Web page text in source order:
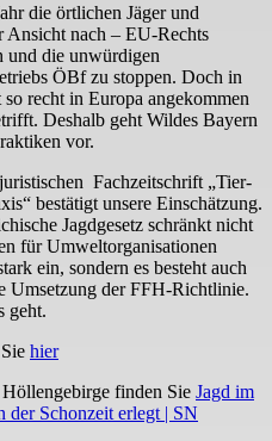
die örtlichen Jäger und
Ansicht nach – EU-Rechts
und die unwürdigen
ÖBf zu stoppen. Doch in
recht in Europa angekommen
Deshalb geht Wildes Bayern
vor.
Fachzeitschrift „Tier-
bestätigt unsere Einschätzung.
Jagdgesetz schränkt nicht
für Umweltorganisationen
ein, sondern es besteht auch
Umsetzung der FFH-Richtlinie.
geht.
hier
finden Sie Jagd im
der Schonzeit erlegt | SN